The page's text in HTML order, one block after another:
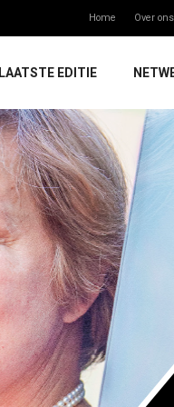
Home Over ons
LAATSTE EDITIE